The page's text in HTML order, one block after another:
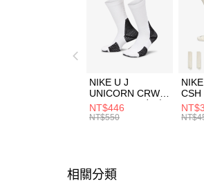
NIKE U J
UNICORN CRW
1PR -160 男女 中
統襪 FZ3393100
NT$446
NT$550
CSH
144
女 短
相關分類